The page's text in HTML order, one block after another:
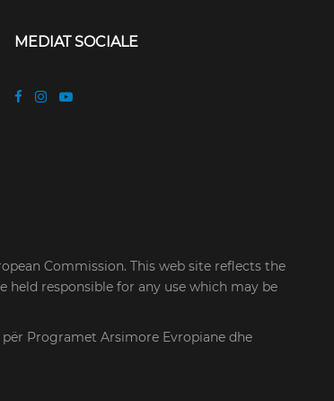
MEDIAT SOCIALE
Commission. This web site reflects the
responsible for any use which may be
Programet Arsimore Evropiane dhe